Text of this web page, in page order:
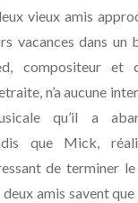
vieux amis
vacances dans un
compositeur et
n’a aucune
qu’il a
que Mick,
de terminer
amis savent